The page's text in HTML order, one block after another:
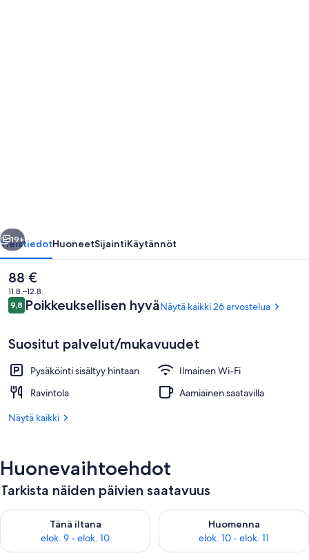
Ulkopuoli
Seuraava
19+
YleistiedotHuoneetSijaintiKäytännöt
Nykyinen
hinta
on
88 €
88 €
11.8.–12.8.
Arvostelut
9,89,8 kautta 10.
Poikkeuksellisen hyväNäytä kaikki 26 arvostelua
Suositut palvelut/mukavuudet
Pysäköinti sisältyy hintaan
Ilmainen Wi-Fi
Ravintola
Aamiainen saatavilla
Näytä kaikki
Huonevaihtoehdot
Tarkista näiden päivien saatavuus
Tänä iltana
elok. 9 - elok. 10
Tarkista tämän illan saatavuus elok. 9 - elok. 10
Huomenna
elok. 10 - elok. 11
Tarkista huomisen saatavuus